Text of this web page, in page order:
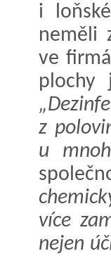
i
neměli
ve
plochy
z
u
více
nejen